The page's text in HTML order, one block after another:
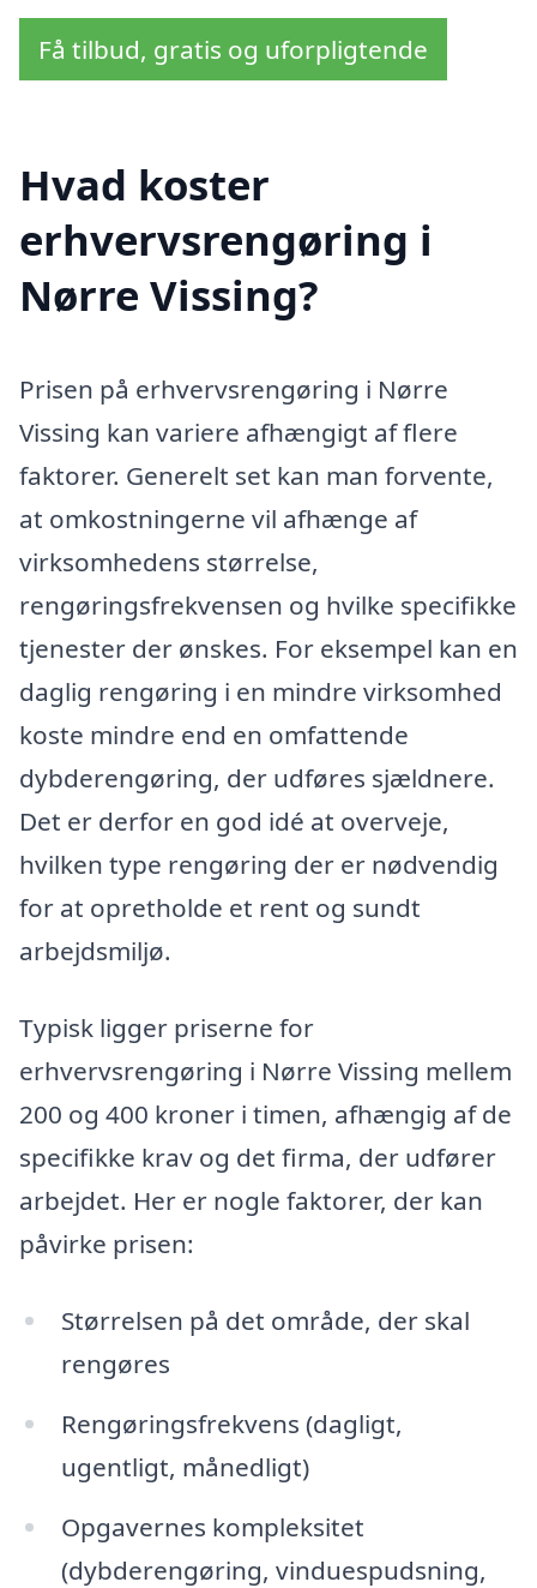
Få tilbud, gratis og uforpligtende
Hvad koster
erhvervsrengøring i
Nørre Vissing?
Prisen på erhvervsrengøring i Nørre
Vissing kan variere afhængigt af flere
faktorer. Generelt set kan man forvente,
at omkostningerne vil afhænge af
virksomhedens størrelse,
rengøringsfrekvensen og hvilke specifikke
tjenester der ønskes. For eksempel kan en
daglig rengøring i en mindre virksomhed
koste mindre end en omfattende
dybderengøring, der udføres sjældnere.
Det er derfor en god idé at overveje,
hvilken type rengøring der er nødvendig
for at opretholde et rent og sundt
arbejdsmiljø.
Typisk ligger priserne for
erhvervsrengøring i Nørre Vissing mellem
200 og 400 kroner i timen, afhængig af de
specifikke krav og det firma, der udfører
arbejdet. Her er nogle faktorer, der kan
påvirke prisen:
Størrelsen på det område, der skal
rengøres
Rengøringsfrekvens (dagligt,
ugentligt, månedligt)
Opgavernes kompleksitet
(dybderengøring, vinduespudsning,